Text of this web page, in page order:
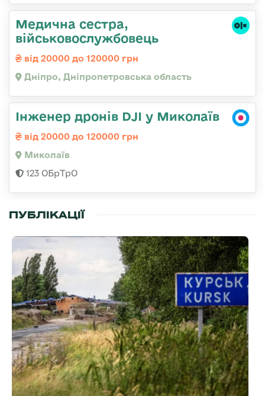
Медична сестра,
військовослужбовець
від 20000 до 120000 грн
Дніпро, Дніпропетровська область
Інженер дронів DJI у Миколаїв
від 20000 до 120000 грн
Миколаїв
123 ОБрТрО
ПУБЛІКАЦІЇ